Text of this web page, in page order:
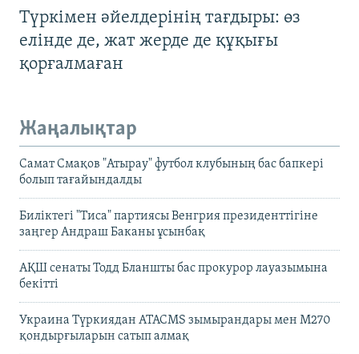
Түркімен әйелдерінің тағдыры: өз
елінде де, жат жерде де құқығы
қорғалмаған
Жаңалықтар
Самат Смақов "Атырау" футбол клубының бас бапкері
болып тағайындалды
Биліктегі "Тиса" партиясы Венгрия президенттігіне
заңгер Андраш Баканы ұсынбақ
АҚШ сенаты Тодд Бланшты бас прокурор лауазымына
бекітті
Украина Түркиядан ATACMS зымырандары мен M270
қондырғыларын сатып алмақ